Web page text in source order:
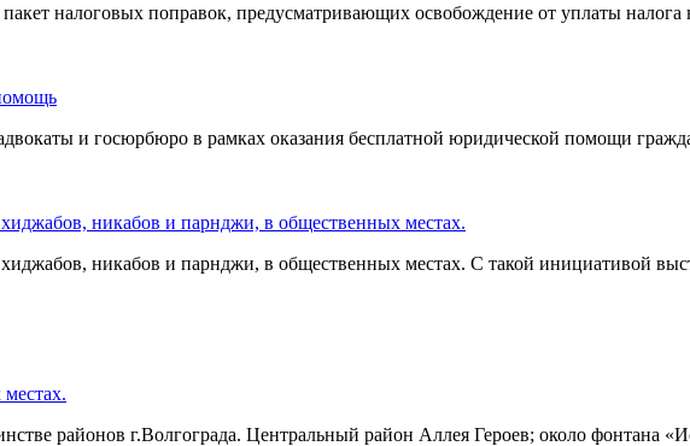
пакет налоговых поправок, предусматривающих освобождение от уплаты
и госюрбюро в рамках оказания бесплатной юридической помощи
никабов и парнджи, в общественных местах.
никабов и парнджи, в общественных местах. С такой инициативой
районов г.Волгограда. Центральный район Аллея Героев; около фонтана